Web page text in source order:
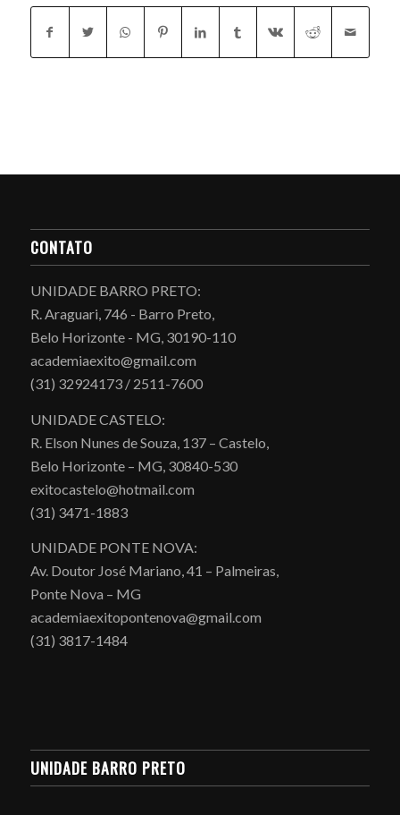
CONTATO
UNIDADE BARRO PRETO:
R. Araguari, 746 - Barro Preto,
Belo Horizonte - MG, 30190-110
academiaexito@gmail.com
(31) 32924173 / 2511-7600
UNIDADE CASTELO:
R. Elson Nunes de Souza, 137 – Castelo,
Belo Horizonte – MG, 30840-530
exitocastelo@hotmail.com
(31) 3471-1883
UNIDADE PONTE NOVA:
Av. Doutor José Mariano, 41 – Palmeiras,
Ponte Nova – MG
academiaexitopontenova@gmail.com
(31) 3817-1484
UNIDADE BARRO PRETO